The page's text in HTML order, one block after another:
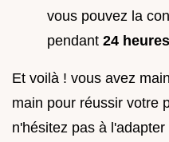
vous pouvez la
pendant 24 heures
Et voilà ! vous avez
main pour réussir votre
n'hésitez pas à